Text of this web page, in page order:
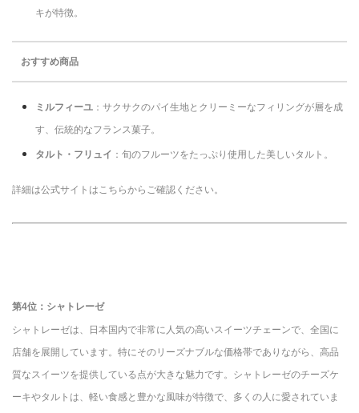
キが特徴。
おすすめ商品
ミルフィーユ ：サクサクのパイ生地とクリーミーなフィリングが層を成
す、伝統的なフランス菓子。
タルト・フリュイ ：旬のフルーツをたっぷり使用した美しいタルト。
詳細は公式サイトはこちらからご確認ください。
第4位：シャトレーゼ
シャトレーゼは、日本国内で非常に人気の高いスイーツチェーンで、全国に
店舗を展開しています。特にそのリーズナブルな価格帯でありながら、高品
質なスイーツを提供している点が大きな魅力です。シャトレーゼのチーズケ
ーキやタルトは、軽い食感と豊かな風味が特徴で、多くの人に愛されていま